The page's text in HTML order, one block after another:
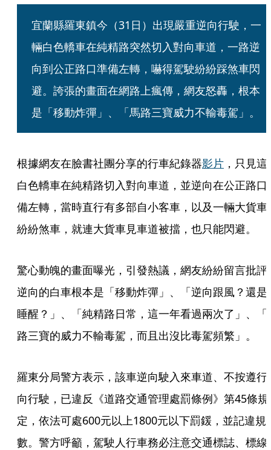
宜蘭縣羅東鎮今（31日）出現嚴重逆向行駛，一
輛白色轎車在純精路突然切入對向車道，一路逆
向到公正路口準備左轉，嚇得駕駛紛紛踩煞車閃
避。誇張的畫面在網路上瘋傳，網友怒轟，根本
是「移動炸彈」、「馬路三寶威力不輸毒駕」。
根據網友在臉書社團分享的行車紀錄器影片 ，只見這
白色轎車在純精路切入對向車道，並逆向在公正路口
備左轉，當時直行有多部自小客車，以及一輛大貨車
紛紛煞車，就連大貨車見車道被擋，也只能閃避。
驚心動魄的畫面曝光，引發熱議，網友紛紛留言批評
逆向的白車根本是「移動炸彈」、「逆向跟風？還是
睡醒？」、「純精路日常，這一年看過兩次了」、「
路三寶的威力不輸毒駕，而且出沒比毒駕頻繁」。
羅東分局警方表示，該車逆向駛入來車道、不按遵行
向行駛，已違反《道路交通管理處罰條例》第45條規
定，依法可處600元以上1800元以下罰鍰，並記違規
數。警方呼籲，駕駛人行車務必注意交通標誌、標線